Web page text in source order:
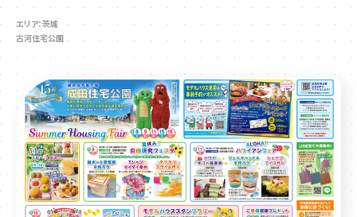
エリア：茨城
古河住宅公園